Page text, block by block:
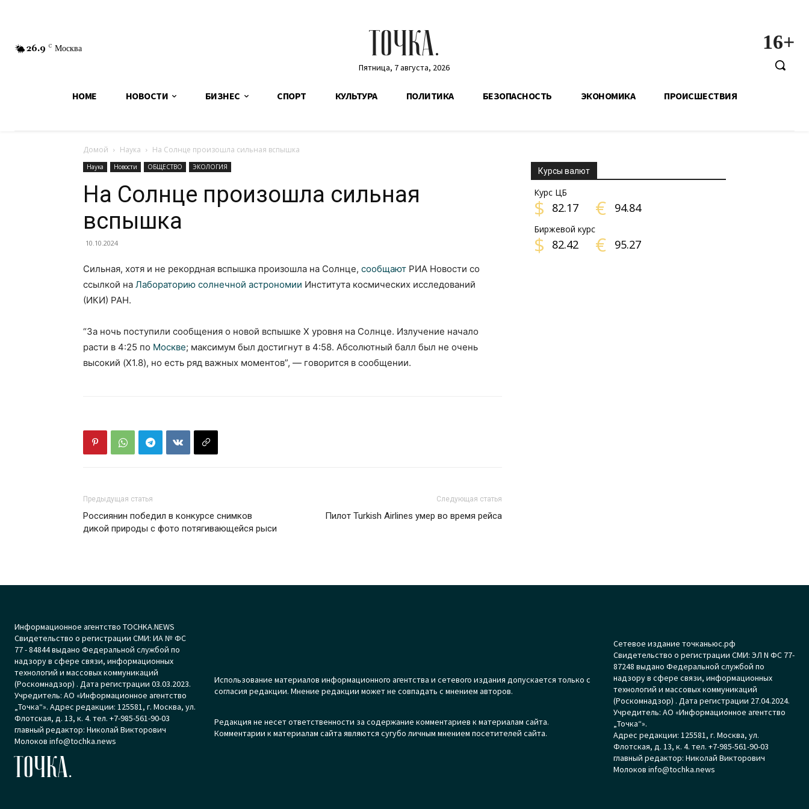
26.9 C Москва ТОЧКА.
Пятница, 7 августа, 2026
16+
HOME НОВОСТИ БИЗНЕС СПОРТ КУЛЬТУРА ПОЛИТИКА БЕЗОПАСНОСТЬ ЭКОНОМИКА ПРОИСШЕСТВИЯ
Домой Наука На Солнце произошла сильная вспышка
Наука Новости ОБЩЕСТВО ЭКОЛОГИЯ
На Солнце произошла сильная
вспышка
10.10.2024
Сильная, хотя и не рекордная вспышка произошла на Солнце, сообщают РИА Новости со
ссылкой на Лабораторию солнечной астрономии Института космических исследований
(ИКИ) РАН.
“За ночь поступили сообщения о новой вспышке X уровня на Солнце. Излучение начало
расти в 4:25 по Москве; максимум был достигнут в 4:58. Абсолютный балл был не очень
высокий (X1.8), но есть ряд важных моментов”, — говорится в сообщении.
Предыдущая статья
Россиянин победил в конкурсе снимков
дикой природы с фото потягивающейся рыси
Следующая статья
Пилот Turkish Airlines умер во время рейса
Курсы валют
Курс ЦБ
$ 82.17 € 94.84
Биржевой курс
$ 82.42 € 95.27
Информационное агентство TOCHKA.NEWS
Свидетельство о регистрации СМИ: ИА № ФС
77 - 84844 выдано Федеральной службой по
надзору в сфере связи, информационных
технологий и массовых коммуникаций
(Роскомнадзор) . Дата регистрации 03.03.2023.
Учредитель: АО «Информационное агентство
„Точка“». Адрес редакции: 125581, г. Москва, ул.
Флотская, д. 13, к. 4. тел. +7-985-561-90-03
главный редактор: Николай Викторович
Молоков info@tochka.news
ТОЧКА.
Использование материалов информационного агентства и сетевого издания допускается только с
согласия редакции. Мнение редакции может не совпадать с мнением авторов.
Редакция не несет ответственности за содержание комментариев к материалам сайта.
Комментарии к материалам сайта являются сугубо личным мнением посетителей сайта.
Сетевое издание точканьюс.рф
Свидетельство о регистрации СМИ: ЭЛ N ФС 77-
87248 выдано Федеральной службой по
надзору в сфере связи, информационных
технологий и массовых коммуникаций
(Роскомнадзор) . Дата регистрации 27.04.2024.
Учредитель: АО «Информационное агентство
„Точка“».
Адрес редакции: 125581, г. Москва, ул.
Флотская, д. 13, к. 4. тел. +7-985-561-90-03
главный редактор: Николай Викторович
Молоков info@tochka.news